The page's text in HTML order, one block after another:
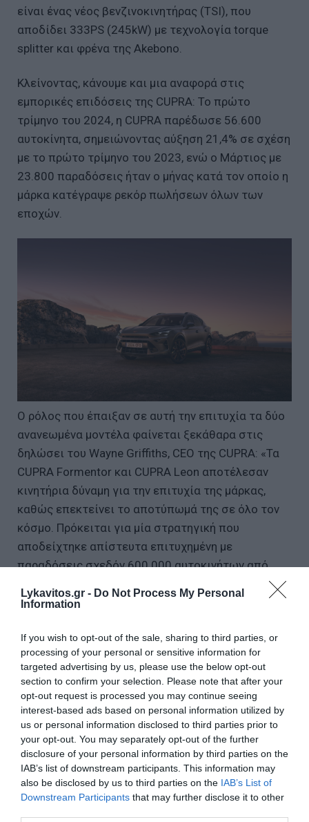
Lykavitos.gr - Do Not Process My Personal
Information
If you wish to opt-out of the sale, sharing to third parties, or
processing of your personal or sensitive information for
targeted advertising by us, please use the below opt-out
section to confirm your selection. Please note that after your
opt-out request is processed you may continue seeing
interest-based ads based on personal information utilized by
us or personal information disclosed to third parties prior to
your opt-out. You may separately opt-out of the further
disclosure of your personal information by third parties on the
IAB’s list of downstream participants. This information may
also be disclosed by us to third parties on the IAB’s List of
Downstream Participants that may further disclose it to other
είναι ένας νέος βενζινοκινητήρας (TSI), που
αποδίδει 333PS (245kW) με τεχνολογία torque
splitter και φρένα της Akebono.
Κλείνοντας, κάνουμε και μια αναφορά στις
εμπορικές επιδόσεις της CUPRA: Το πρώτο
τρίμηνο του 2024, η CUPRA παρέδωσε 56.600
αυτοκίνητα, σημειώνοντας αύξηση 21,4% σε σχέση
με το πρώτο τρίμηνο του 2023, ενώ ο Μάρτιος με
23.800 παραδόσεις ήταν ο μήνας κατά τον οποίο η
μάρκα κατέγραψε ρεκόρ πωλήσεων όλων των
εποχών.
Ο ρόλος που έπαιξαν σε αυτή την επιτυχία τα δύο
ανανεωμένα μοντέλα φαίνεται ξεκάθαρα στις
δηλώσει του Wayne Griffiths, CEO της CUPRA: «Τα
CUPRA Formentor και CUPRA Leon αποτέλεσαν
κινητήρια δύναμη για την επιτυχία της μάρκας,
καθώς επεκτείνει το αποτύπωμά της σε όλο τον
κόσμο. Πρόκειται για μία στρατηγική που
αποδείχτηκε απίστευτα επιτυχημένη με
παραδόσεις σχεδόν 600.000 αυτοκινήτων από
ασφάλεια κατά τη διάρκεια της οδήγησης
Η νέα Maserati κοστίζει 2,4 εκατομμύρια ευρώ
και δεν τρέχει στο δρόμο
Ελαφρύ φρεσκάρισμα για την Aston Martin
DBX707
Ακολουθήστε το Lykavitos.gr
στο Google News
και μάθετε πρώτοι όλες τις
ειδήσεις